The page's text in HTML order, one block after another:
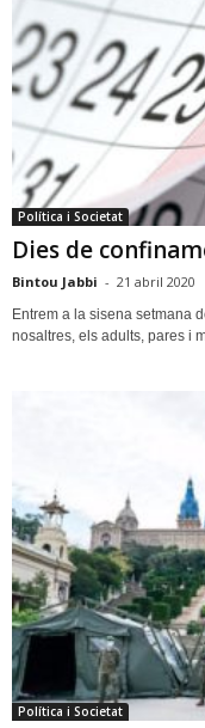
Política i Societat
Dies de
Bintou Jabbi - 21 abril 2020
Entrem a la sisena setmana
nosaltres, els adults, pares i
Política i Societat